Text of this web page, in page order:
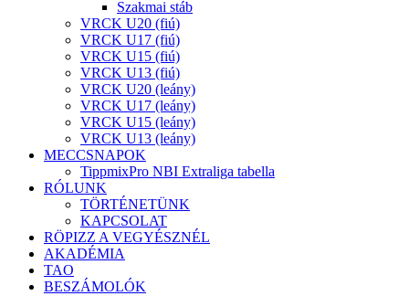
Szakmai stáb
VRCK U20 (fiú)
VRCK U17 (fiú)
VRCK U15 (fiú)
VRCK U13 (fiú)
VRCK U20 (leány)
VRCK U17 (leány)
VRCK U15 (leány)
VRCK U13 (leány)
MECCSNAPOK
TippmixPro NBI Extraliga tabella
RÓLUNK
TÖRTÉNETÜNK
KAPCSOLAT
RÖPIZZ A VEGYÉSZNÉL
AKADÉMIA
TAO
BESZÁMOLÓK